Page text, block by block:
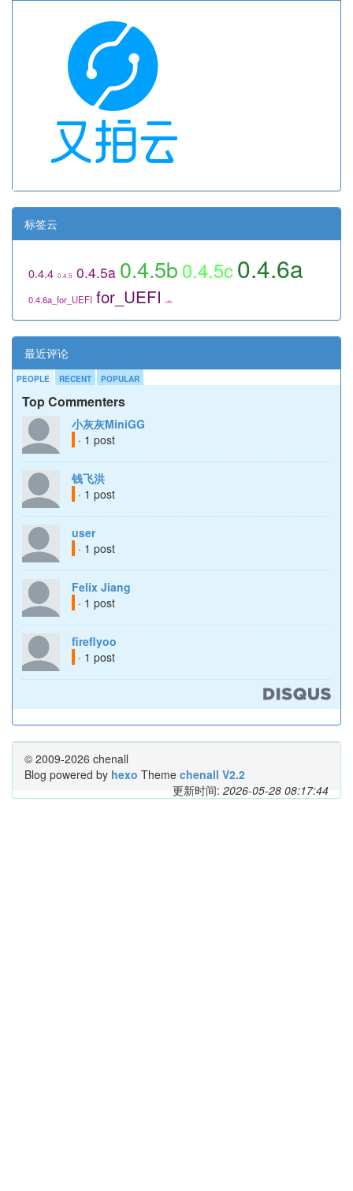
标签云
0.4.4 0.4.5 0.4.5a 0.4.5b 0.4.5c0.4.6a
0.4.6a_for_UEFI for_UEFI utils
最近评论
PEOPLE RECENT POPULAR
Top Commenters
小灰灰MiniGG
· 1 post
钱飞洪
· 1 post
user
· 1 post
Felix Jiang
· 1 post
fireflyoo
· 1 post
© 2009-2026 chenall
Blog powered by hexo Theme chenall V2.2
更新时间: 2026-05-28 08:17:44